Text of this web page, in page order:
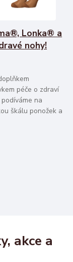
Lonka® a
nohy!
péče o zdraví
na
škálu ponožek a
akce a